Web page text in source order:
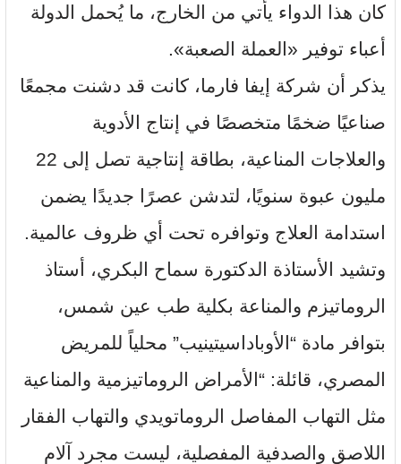
كان هذا الدواء يأتي من الخارج، ما يُحمل الدولة
أعباء توفير «العملة الصعبة».
يذكر أن شركة إيفا فارما، كانت قد دشنت مجمعًا
صناعيًا ضخمًا متخصصًا في إنتاج الأدوية
والعلاجات المناعية، بطاقة إنتاجية تصل إلى 22
مليون عبوة سنويًا، لتدشن عصرًا جديدًا يضمن
استدامة العلاج وتوافره تحت أي ظروف عالمية.
وتشيد الأستاذة الدكتورة سماح البكري، أستاذ
الروماتيزم والمناعة بكلية طب عين شمس،
بتوافر مادة “الأوباداسيتينيب” محلياً للمريض
المصري، قائلة: “الأمراض الروماتيزمية والمناعية
مثل التهاب المفاصل الروماتويدي والتهاب الفقار
اللاصق والصدفية المفصلية، ليست مجرد آلام